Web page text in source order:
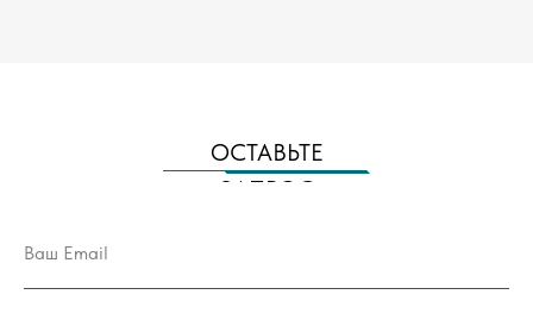
ОСТАВЬТЕ
ЗАПРОС